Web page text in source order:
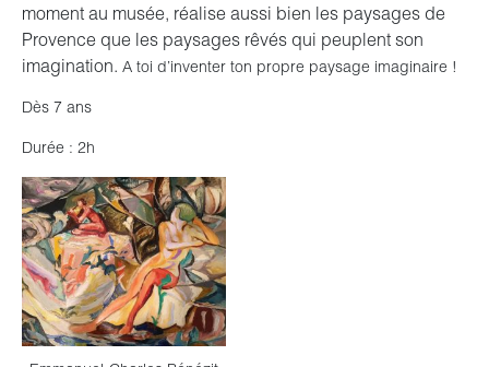
moment au musée, réalise aussi bien les paysages de
Provence que les paysages rêvés qui peuplent son
imagination. A toi d’inventer ton propre paysage imaginaire !
Dès 7 ans
Durée : 2h